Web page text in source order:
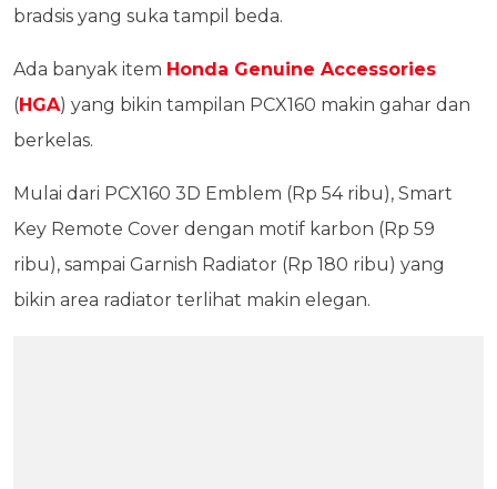
bradsis yang suka tampil beda.
Ada banyak item Honda Genuine Accessories
(HGA) yang bikin tampilan PCX160 makin gahar dan
berkelas.
Mulai dari PCX160 3D Emblem (Rp 54 ribu), Smart
Key Remote Cover dengan motif karbon (Rp 59
ribu), sampai Garnish Radiator (Rp 180 ribu) yang
bikin area radiator terlihat makin elegan.